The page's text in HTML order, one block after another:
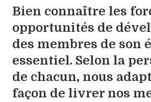
Bien connaître les
opportunités de
des membres de son
essentiel. Selon la
de chacun, nous
façon de livrer nos